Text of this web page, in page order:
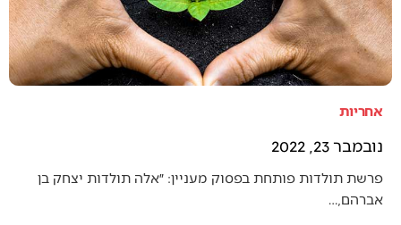
אחריות
נובמבר 23, 2022
פרשת תולדות פותחת בפסוק מעניין: ״אלה תולדות יצחק בן
אברהם,…